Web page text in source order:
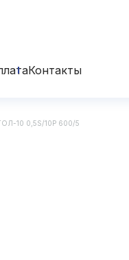
Контакты
10 0,5S/10Р 600/5